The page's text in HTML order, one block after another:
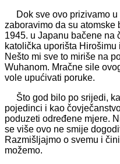
Dok sve ovo prizivamo u
zaboravimo da su atomske
1945. u Japanu bačene na
katolička uporišta Hirošimu
Nešto mi sve to miriše na
Wuhanom. Mračne sile
vole upućivati poruke.
Što god bilo po srijedi,
pojedinci i kao
poduzeti određene mjere.
se više ovo ne smije
Razmišljajmo o svemu i
možemo.